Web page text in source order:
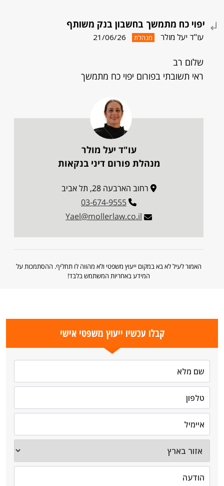
יפוי כח מתמשך בחשבון בנק משותף
עו"ד יעל מולר מנהלת 21/06/26
שלום רב
ראי תשובתי בפורום יפוי כח מתמשך
עו"ד יעל מולר
מנהלת פורום דיני בנקאות
רחוב הארבעה 28, תל אביב
03-674-9555
Yael@mollerlaw.co.il
האמור לעיל לא בא במקום ייעוץ משפטי ולא מהווה לו תחליף. ההסתמכות על
המידע באחריות המשתמש בלבד!
קבלו עכשיו ייעוץ משפטי אישי